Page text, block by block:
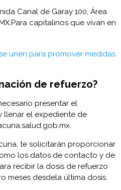
Canal de Garay 100, Área
capitalinos que vivan en
unen para promover medidas
de refuerzo?
presentar el
llenar el expediente de
.
te solicitarán proporcionar
los datos de contacto y de
recibir la dosis de refuerzo
meses desdela última dosis.